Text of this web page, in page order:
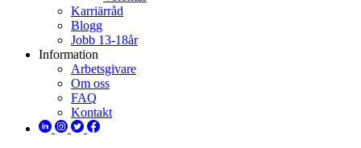
Karriärråd
Blogg
Jobb 13-18år
Information
Arbetsgivare
Om oss
FAQ
Kontakt